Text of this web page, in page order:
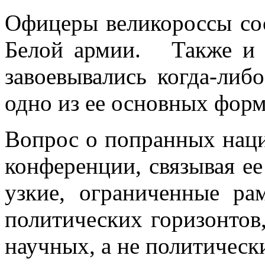
Офицеры великороссы
Белой армии. Также и
завоевывались когда-
одно из ее основных
Вопрос о попранных
конференции, связывая
узкие, ограниченные
политических
научных, а не